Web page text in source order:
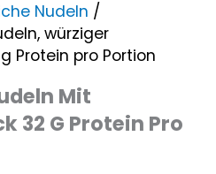
Nudeln /
würziger
Protein pro Portion
Mit
32 G Protein Pro